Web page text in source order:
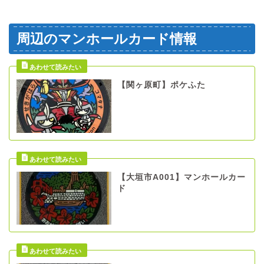
周辺のマンホールカード情報
【関ヶ原町】ポケふた
【大垣市A001】マンホールカー
ド